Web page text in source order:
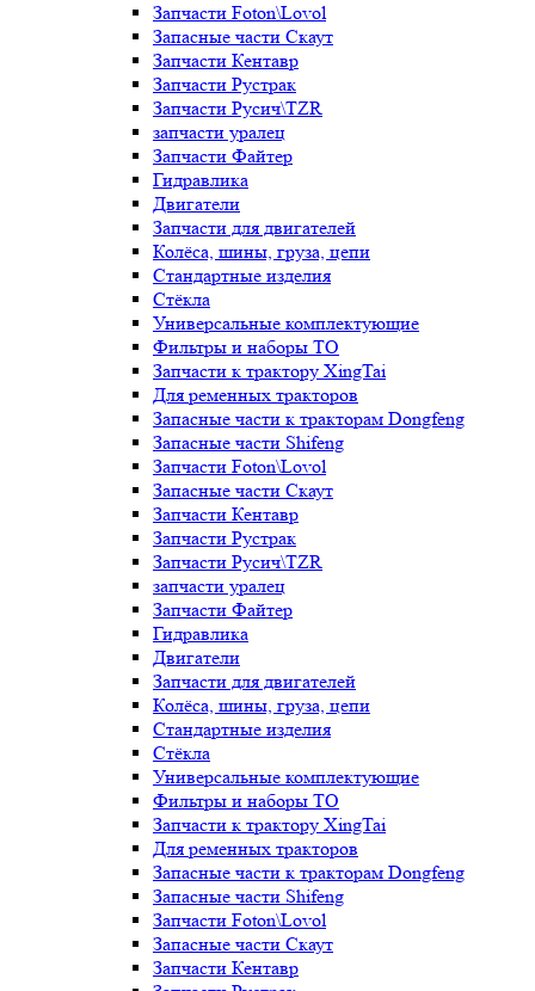
Запчасти Foton\Lovol
Запасные части Скаут
Запчасти Кентавр
Запчасти Рустрак
Запчасти Русич\TZR
запчасти уралец
Запчасти Файтер
Гидравлика
Двигатели
Запчасти для двигателей
Колёса, шины, груза, цепи
Стандартные изделия
Стёкла
Универсальные комплектующие
Фильтры и наборы ТО
Запчасти к трактору XingTai
Для ременных тракторов
Запасные части к тракторам Dongfeng
Запасные части Shifeng
Запчасти Foton\Lovol
Запасные части Скаут
Запчасти Кентавр
Запчасти Рустрак
Запчасти Русич\TZR
запчасти уралец
Запчасти Файтер
Гидравлика
Двигатели
Запчасти для двигателей
Колёса, шины, груза, цепи
Стандартные изделия
Стёкла
Универсальные комплектующие
Фильтры и наборы ТО
Запчасти к трактору XingTai
Для ременных тракторов
Запасные части к тракторам Dongfeng
Запасные части Shifeng
Запчасти Foton\Lovol
Запасные части Скаут
Запчасти Кентавр